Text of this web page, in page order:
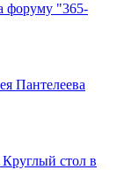
форуму "365-
Пантелеева
стол в